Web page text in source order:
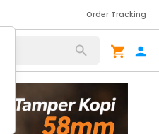
Order Tracking